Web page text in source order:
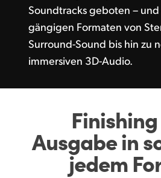
Soundtracks geboten – und
gängigen Formaten von
Surround-Sound bis hin zu
immersiven 3D-Audio.
Ausgabein
jedem